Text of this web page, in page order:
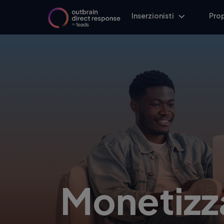
Inserzionisti